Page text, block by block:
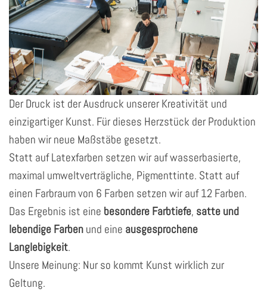
Der Druck ist der Ausdruck unserer Kreativität und
einzigartiger Kunst. Für dieses Herzstück der Produktion
haben wir neue Maßstäbe gesetzt.
Statt auf Latexfarben setzen wir auf wasserbasierte,
maximal umweltverträgliche, Pigmenttinte. Statt auf
einen Farbraum von 6 Farben setzen wir auf 12 Farben.
Das Ergebnis ist eine besondere Farbtiefe, satte und
lebendige Farben und eine ausgesprochene
Langlebigkeit.
Unsere Meinung: Nur so kommt Kunst wirklich zur
Geltung.